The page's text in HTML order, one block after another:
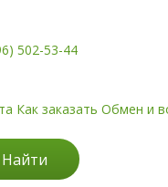
502-53-44
Как заказать Обмен и
Найти